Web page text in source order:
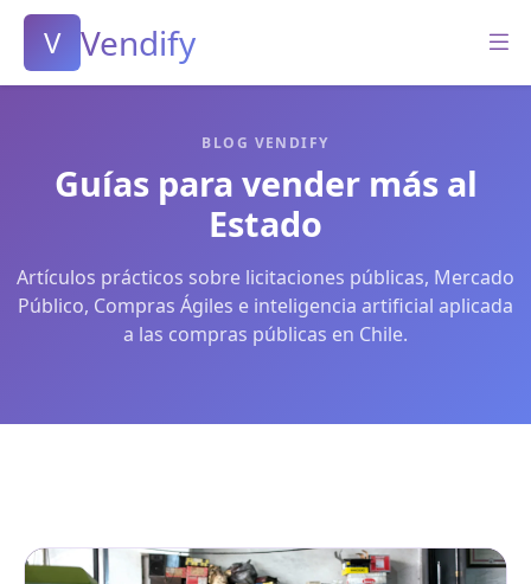
V Vendify
BLOG VENDIFY
Guías para vender más al
Estado
Artículos prácticos sobre licitaciones públicas, Mercado
Público, Compras Ágiles e inteligencia artificial aplicada
a las compras públicas en Chile.